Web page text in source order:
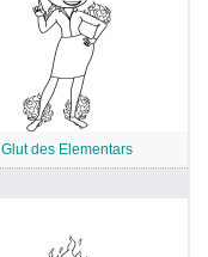
Glut des Elementars